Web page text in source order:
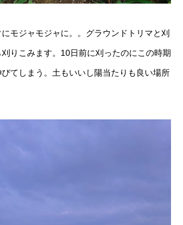
モジャモジャに。。グラウンドトリマと刈
りこみます。10日前に刈ったのにこの時期
てしまう。土もいいし陽当たりも良い場所